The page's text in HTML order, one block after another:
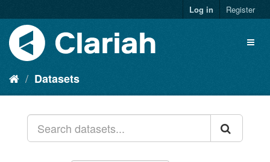
Log in Register
Datasets